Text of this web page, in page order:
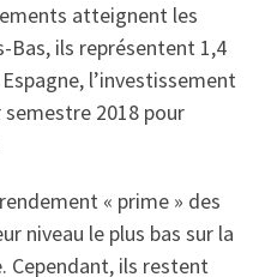
atteignent les
Bas, ils représentent 1,4
l’investissement
semestre 2018 pour
« prime » des
niveau le plus bas sur la
Cependant, ils restent